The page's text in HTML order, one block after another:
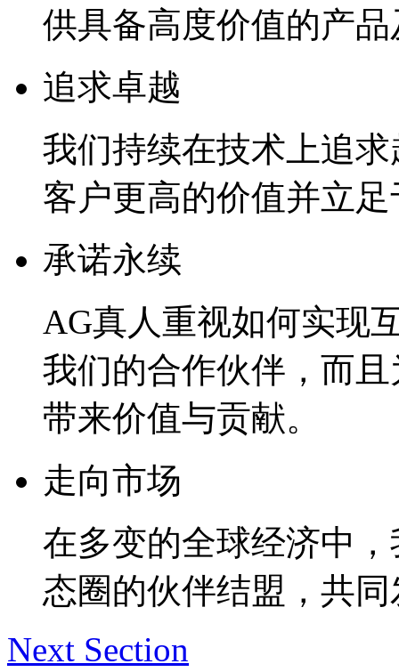
供具备高度价值的产
追求卓越
我们持续在技术上追
客户更高的价值并立
承诺永续
AG真人重视如何实现
我们的合作伙伴，而
带来价值与贡献。
走向市场
在多变的全球经济中
态圈的伙伴结盟，共
Next Section